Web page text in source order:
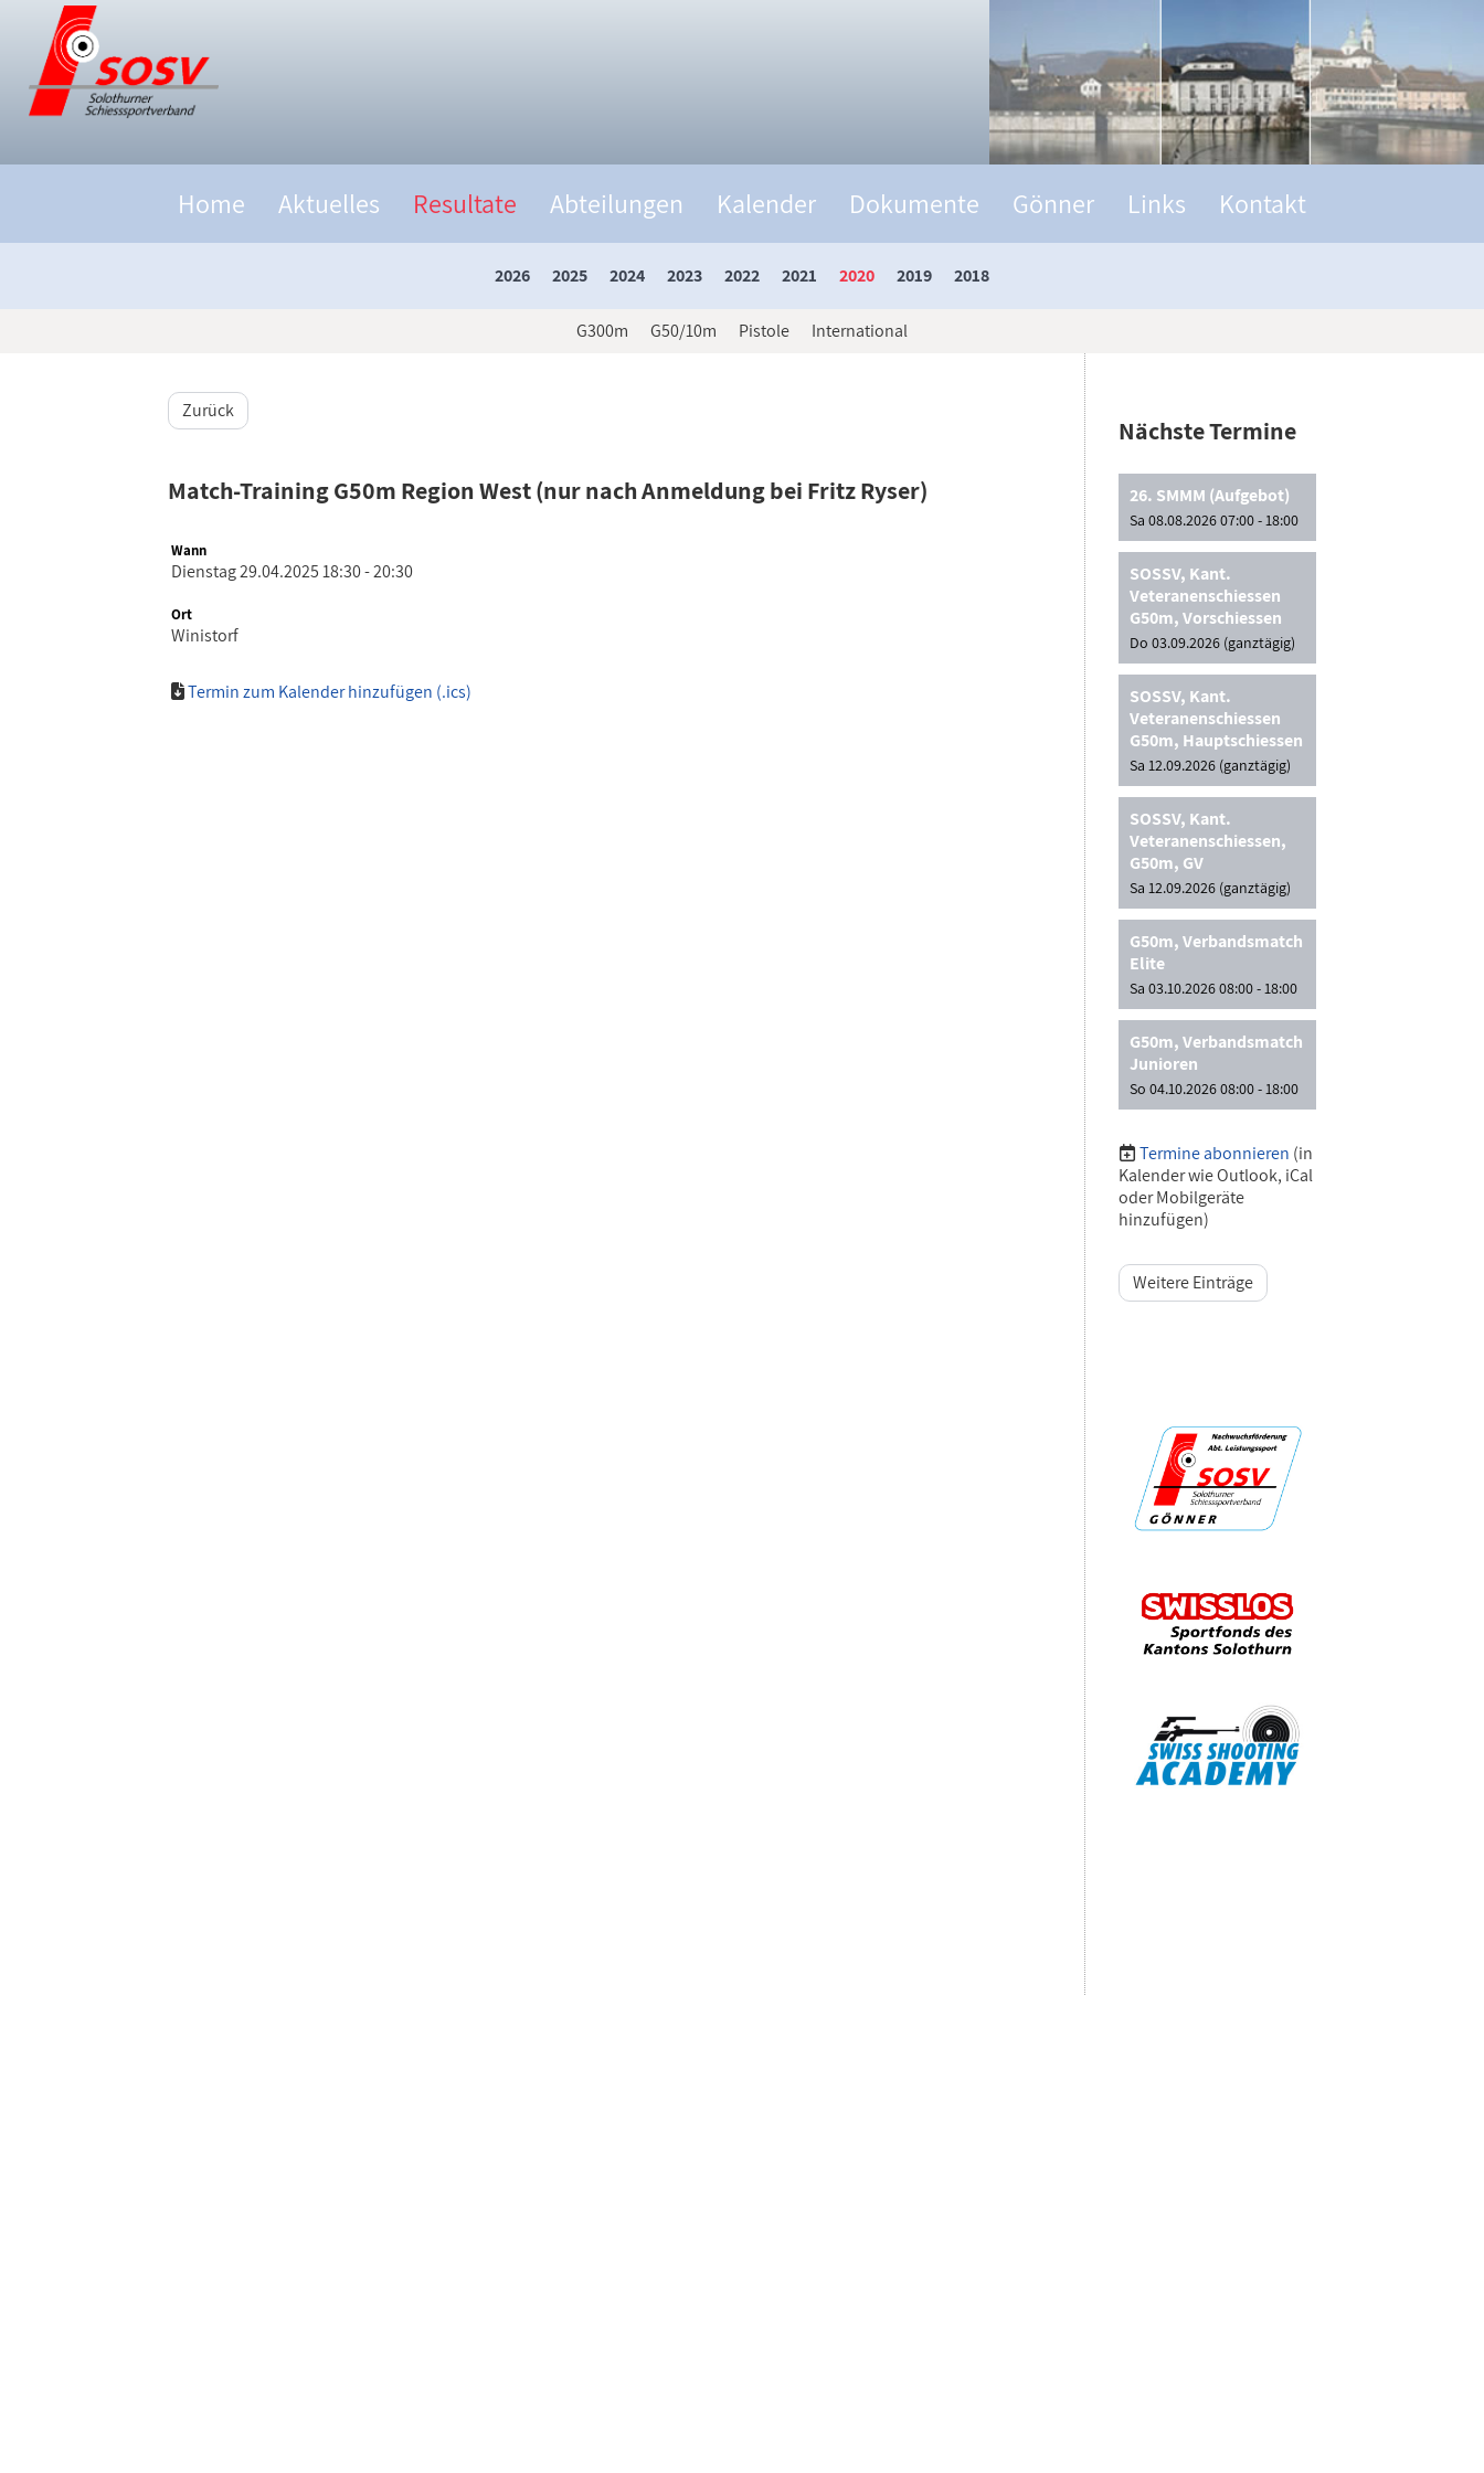
Home Aktuelles Resultate Abteilungen Kalender Dokumente Gönner Links Kontakt
2026 2025 2024 2023 2022 2021 2020 2019 2018
G300m G50/10m Pistole International
Zurück
Match-Training G50m Region West (nur nach Anmeldung bei Fritz Ryser)
Wann
Dienstag 29.04.2025 18:30 - 20:30
Ort
Winistorf
Termin zum Kalender hinzufügen (.ics)
Nächste Termine
26. SMMM (Aufgebot)
Sa 08.08.2026 07:00 - 18:00
SOSSV, Kant.
Veteranenschiessen
G50m, Vorschiessen
Do 03.09.2026 (ganztägig)
SOSSV, Kant.
Veteranenschiessen
G50m, Hauptschiessen
Sa 12.09.2026 (ganztägig)
SOSSV, Kant.
Veteranenschiessen,
G50m, GV
Sa 12.09.2026 (ganztägig)
G50m, Verbandsmatch
Elite
Sa 03.10.2026 08:00 - 18:00
G50m, Verbandsmatch
Junioren
So 04.10.2026 08:00 - 18:00
Termine abonnieren (in
Kalender wie Outlook, iCal
oder Mobilgeräte
hinzufügen)
Weitere Einträge